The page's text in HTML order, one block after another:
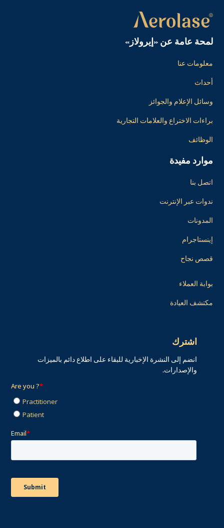
لمحة عامة عن «إيرولاز»
معلومات عنا
أحداث
وسائل الإعلام والجوائز
براءات الاختراع والعلامات التجارية
الوظائف
موارد مفيدة
اتصل بنا
ندوات عبر الإنترنت
المدونات
إينستاجرام
قصص نجاح
بوابة العملاء
مكتشف العيادة
اشترك
انضم إلى النشرة الإخبارية للبقاء على اطلاع دائم بالميزات
والإصدارات.